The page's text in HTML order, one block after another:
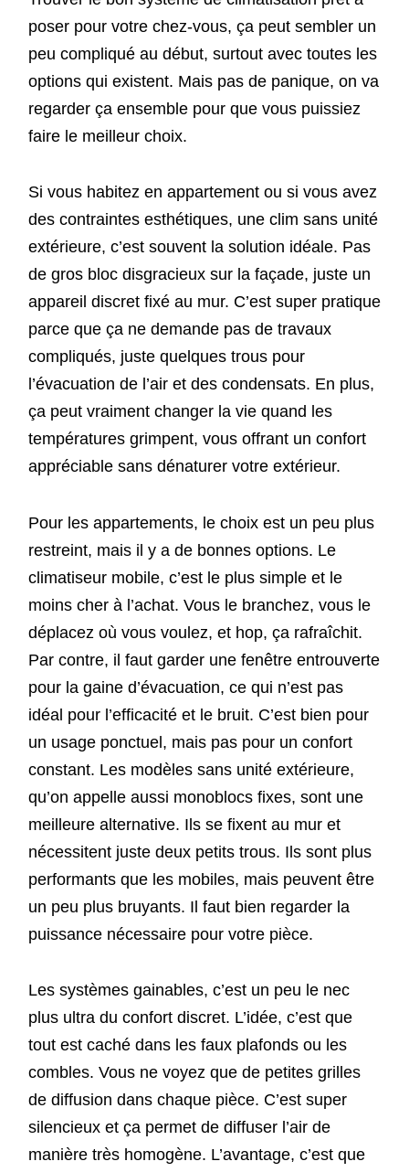
poser pour votre chez-vous, ça peut sembler un
peu compliqué au début, surtout avec toutes les
options qui existent. Mais pas de panique, on va
regarder ça ensemble pour que vous puissiez
faire le meilleur choix.
Si vous habitez en appartement ou si vous avez
des contraintes esthétiques, une clim sans unité
extérieure, c’est souvent la solution idéale. Pas
de gros bloc disgracieux sur la façade, juste un
appareil discret fixé au mur. C’est super pratique
parce que ça ne demande pas de travaux
compliqués, juste quelques trous pour
l’évacuation de l’air et des condensats. En plus,
ça peut vraiment changer la vie quand les
températures grimpent, vous offrant un confort
appréciable sans dénaturer votre extérieur.
Pour les appartements, le choix est un peu plus
restreint, mais il y a de bonnes options. Le
climatiseur mobile, c’est le plus simple et le
moins cher à l’achat. Vous le branchez, vous le
déplacez où vous voulez, et hop, ça rafraîchit.
Par contre, il faut garder une fenêtre entrouverte
pour la gaine d’évacuation, ce qui n’est pas
idéal pour l’efficacité et le bruit. C’est bien pour
un usage ponctuel, mais pas pour un confort
constant. Les modèles sans unité extérieure,
qu’on appelle aussi monoblocs fixes, sont une
meilleure alternative. Ils se fixent au mur et
nécessitent juste deux petits trous. Ils sont plus
performants que les mobiles, mais peuvent être
un peu plus bruyants. Il faut bien regarder la
puissance nécessaire pour votre pièce.
Les systèmes gainables, c’est un peu le nec
plus ultra du confort discret. L’idée, c’est que
tout est caché dans les faux plafonds ou les
combles. Vous ne voyez que de petites grilles
de diffusion dans chaque pièce. C’est super
silencieux et ça permet de diffuser l’air de
manière très homogène. L’avantage, c’est que